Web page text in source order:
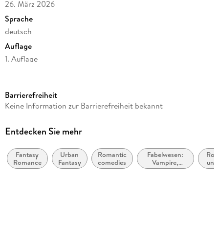
26. März 2026
Sprache
deutsch
Auflage
1. Auflage
Altersempfehlung
Reihe
Autor/Autorin
Penny Juniper
Barrierefreiheit
Keine Information zur Barrierefreiheit bekannt
Entdecken Sie mehr
Fantasy
Romance
Urban
Fantasy
Romantic
comedies
Fabelwesen:
Vampire,
Werwölfe &